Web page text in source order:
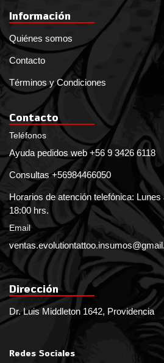
Información
Quiénes somos
Contacto
Términos y Condiciones
Contacto
Teléfonos
Ayuda pedidos web +56 9 3426 6118
Consultas +56984466050
Horarios de atención telefónica:
18:00 hrs.
Email
Dirección
Dr. Luis Middleton 1642, Providencia
Redes Sociales